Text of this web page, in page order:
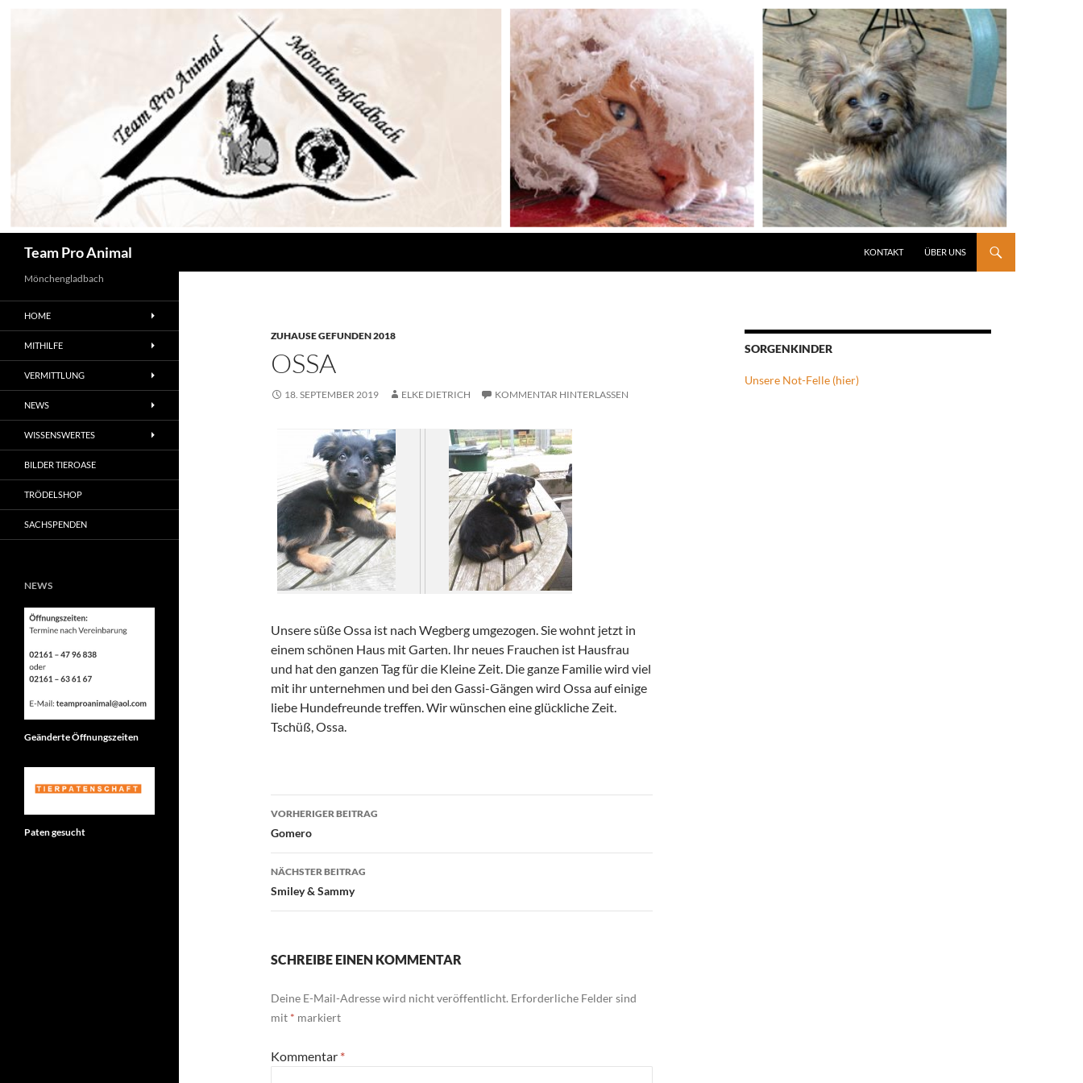
Team Pro Animal KONTAKT ÜBER UNS
ZUHAUSE GEFUNDEN 2018
OSSA
18. SEPTEMBER 2019 ELKE DIETRICH KOMMENTAR HINTERLASSEN
Unsere süße Ossa ist nach Wegberg umgezogen. Sie wohnt jetzt in
einem schönen Haus mit Garten. Ihr neues Frauchen ist Hausfrau
und hat den ganzen Tag für die Kleine Zeit. Die ganze Familie wird viel
mit ihr unternehmen und bei den Gassi-Gängen wird Ossa auf einige
liebe Hundefreunde treffen. Wir wünschen eine glückliche Zeit.
Tschüß, Ossa.
Beitragsnavigation
VORHERIGER BEITRAG
Gomero
NÄCHSTER BEITRAG
Smiley & Sammy
SCHREIBE EINEN KOMMENTAR
Deine E-Mail-Adresse wird nicht veröffentlicht. Erforderliche Felder sind
mit * markiert
Kommentar *
SORGENKINDER
Unsere Not-Felle (hier)
Mönchengladbach
HOME
MITHILFE
VERMITTLUNG
NEWS
WISSENSWERTES
BILDER TIEROASE
TRÖDELSHOP
SACHSPENDEN
NEWS
Geänderte Öffnungszeiten
Paten gesucht